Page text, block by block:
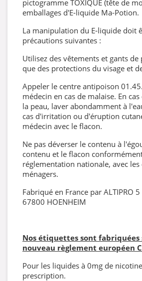
pictogramme TOXIQUE (tête de
emballages d'E-liquide Ma-Potion.
La manipulation du E-liquide doit
précautions suivantes :
Utilisez des vêtements et gants
que des protections du visage et
Appeler le centre antipoison
médecin en cas de malaise. En
la peau, laver abondamment à
cas d'irritation ou d'éruption
médecin avec le flacon.
Ne pas déverser le contenu à
contenu et le flacon
réglementation nationale, avec les
ménagers.
Fabriqué en France par ALTIPRO
67800 HOENHEIM
Nos étiquettes sont
nouveau règlement européen
Pour les liquides à 0mg de
prescription.